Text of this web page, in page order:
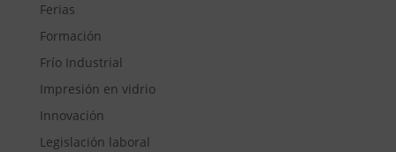
Ferias
Formación
Frío Industrial
Impresión en vidrio
Innovación
Legislación laboral